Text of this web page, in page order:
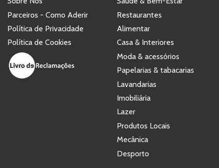
Parceiros - Como Aderir
Política de Privacidade
Política de Cookies
Restaurantes
Alimentar
Casa & Interiores
Moda & acessórios
Papelarias & tabacarias
Lavandarias
Imobiliária
Lazer
Produtos Locais
Mecânica
Desporto